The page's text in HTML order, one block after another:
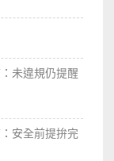
未違規仍提醒
安全前提拚完